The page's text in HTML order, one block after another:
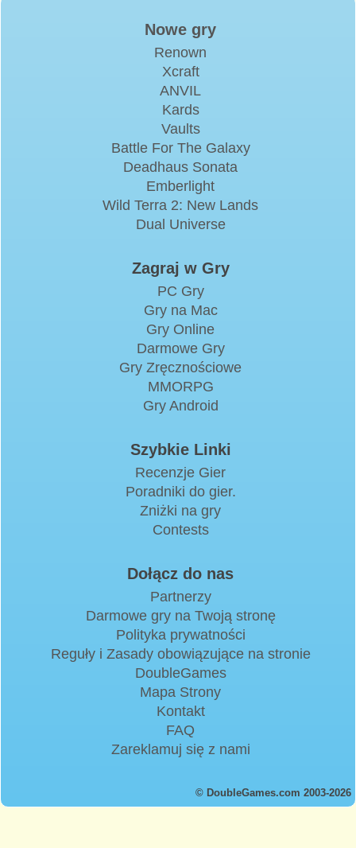
Nowe gry
Renown
Xcraft
ANVIL
Kards
Vaults
Battle For The Galaxy
Deadhaus Sonata
Emberlight
Wild Terra 2: New Lands
Dual Universe
Zagraj w Gry
PC Gry
Gry na Mac
Gry Online
Darmowe Gry
Gry Zręcznościowe
MMORPG
Gry Android
Szybkie Linki
Recenzje Gier
Poradniki do gier.
Zniżki na gry
Contests
Dołącz do nas
Partnerzy
Darmowe gry na Twoją stronę
Polityka prywatności
Reguły i Zasady obowiązujące na stronie
DoubleGames
Mapa Strony
Kontakt
FAQ
Zareklamuj się z nami
© DoubleGames.com 2003-2026